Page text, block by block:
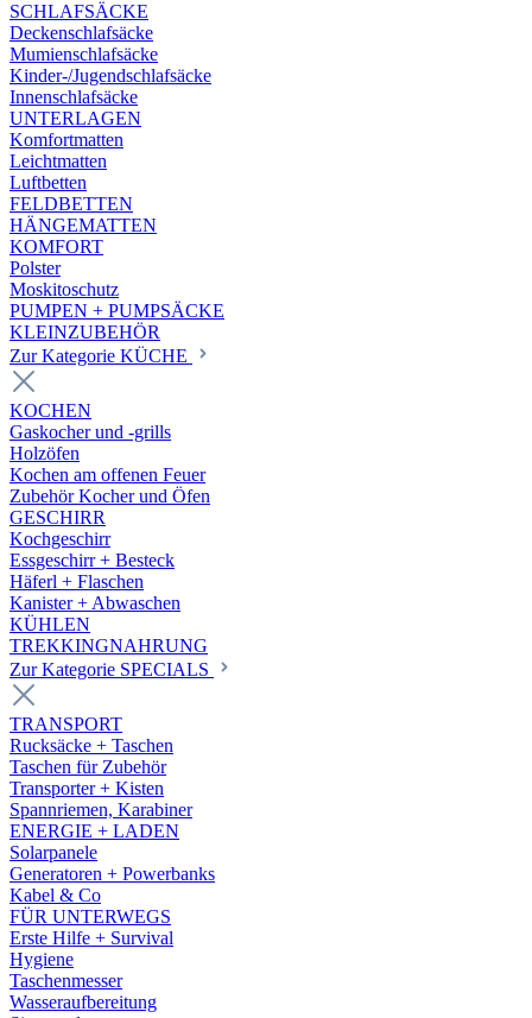
SCHLAFSÄCKE
Deckenschlafsäcke
Mumienschlafsäcke
Kinder-/Jugendschlafsäcke
Innenschlafsäcke
UNTERLAGEN
Komfortmatten
Leichtmatten
Luftbetten
FELDBETTEN
HÄNGEMATTEN
KOMFORT
Polster
Moskitoschutz
PUMPEN + PUMPSÄCKE
KLEINZUBEHÖR
Zur Kategorie KÜCHE
KOCHEN
Gaskocher und -grills
Holzöfen
Kochen am offenen Feuer
Zubehör Kocher und Öfen
GESCHIRR
Kochgeschirr
Essgeschirr + Besteck
Häferl + Flaschen
Kanister + Abwaschen
KÜHLEN
TREKKINGNAHRUNG
Zur Kategorie SPECIALS
TRANSPORT
Rucksäcke + Taschen
Taschen für Zubehör
Transporter + Kisten
Spannriemen, Karabiner
ENERGIE + LADEN
Solarpanele
Generatoren + Powerbanks
Kabel & Co
FÜR UNTERWEGS
Erste Hilfe + Survival
Hygiene
Taschenmesser
Wasseraufbereitung